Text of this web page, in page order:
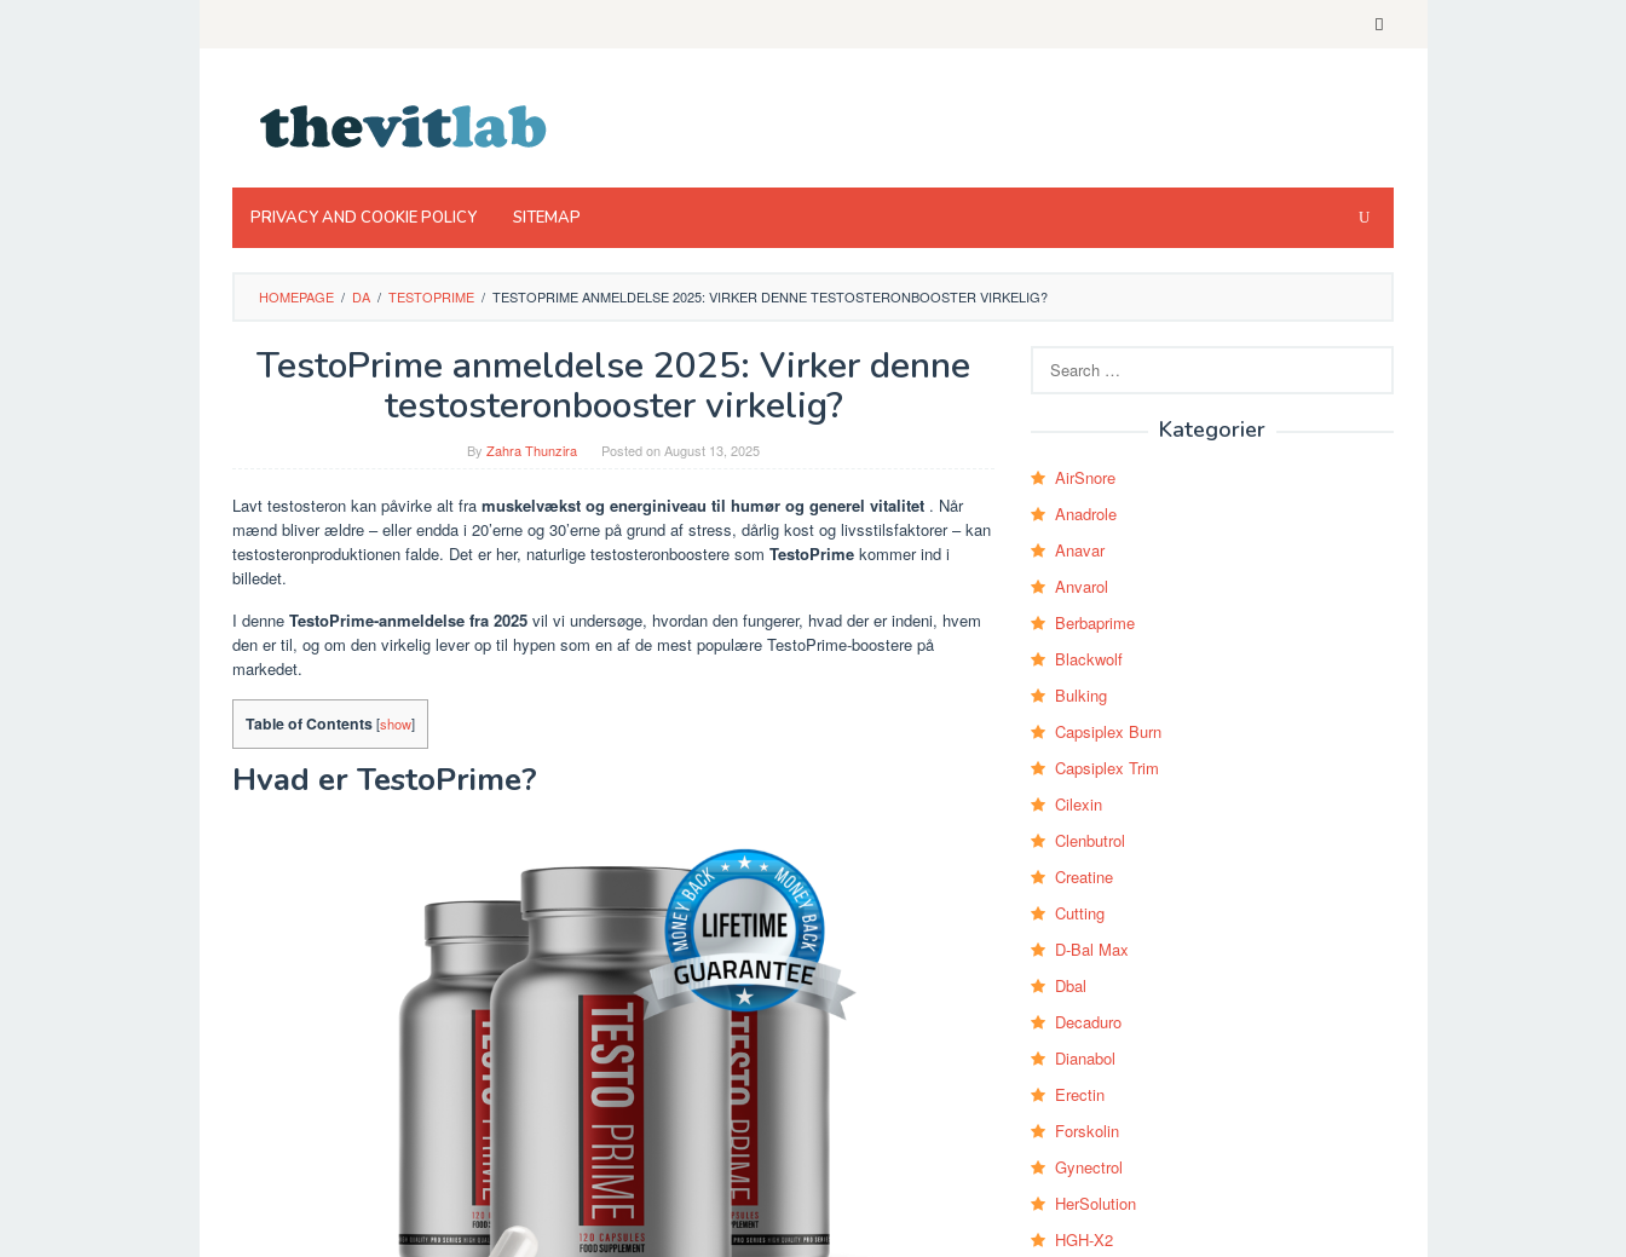
PRIVACY AND COOKIE POLICY SITEMAP
HOMEPAGE / DA / TESTOPRIME / TESTOPRIME ANMELDELSE 2025: VIRKER DENNE TESTOSTERONBOOSTER VIRKELIG?
TestoPrime anmeldelse 2025: Virker denne
testosteronbooster virkelig?
By Zahra Thunzira Posted onAugust 13, 2025
Lavt testosteron kan påvirke alt fra muskelvækst og energiniveau til humør og generel vitalitet . Når
mænd bliver ældre – eller endda i 20’erne og 30’erne på grund af stress, dårlig kost og livsstilsfaktorer – kan
testosteronproduktionen falde. Det er her, naturlige testosteronboostere som TestoPrime kommer ind i
billedet.
I denne TestoPrime-anmeldelse fra 2025 vil vi undersøge, hvordan den fungerer, hvad der er indeni, hvem
den er til, og om den virkelig lever op til hypen som en af de mest populære TestoPrime-boostere på
markedet.
Table of Contents[show]
Hvad er TestoPrime?
for:
Kategorier
AirSnore
Anadrole
Anavar
Anvarol
Berbaprime
Blackwolf
Bulking
Capsiplex Burn
Capsiplex Trim
Cilexin
Clenbutrol
Creatine
Cutting
D-Bal Max
Dbal
Decaduro
Dianabol
Erectin
Forskolin
Gynectrol
HerSolution
HGH-X2